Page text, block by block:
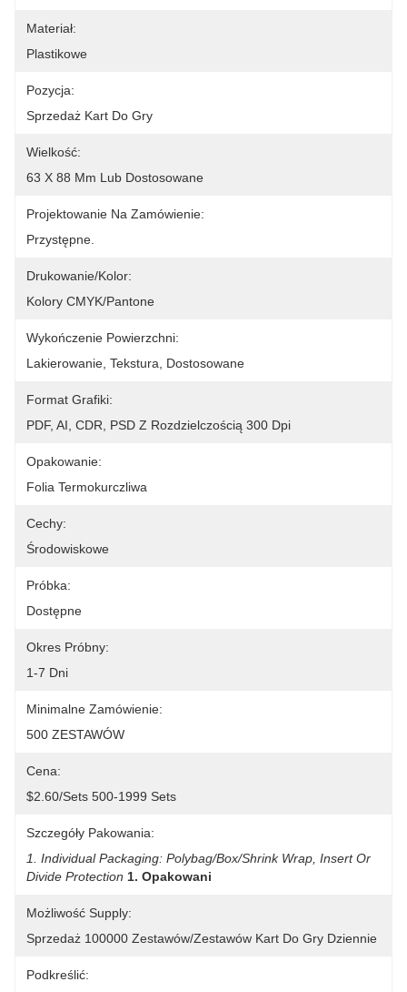
Materiał:
Plastikowe
Pozycja:
Sprzedaż Kart Do Gry
Wielkość:
63 X 88 Mm Lub Dostosowane
Projektowanie Na Zamówienie:
Przystępne.
Drukowanie/kolor:
Kolory CMYK/Pantone
Wykończenie Powierzchni:
Lakierowanie, Tekstura, Dostosowane
Format Grafiki:
PDF, AI, CDR, PSD Z Rozdzielczością 300 Dpi
Opakowanie:
Folia Termokurczliwa
Cechy:
Środowiskowe
Próbka:
Dostępne
Okres Próbny:
1-7 Dni
Minimalne Zamówienie:
500 ZESTAWÓW
Cena:
$2.60/sets 500-1999 Sets
Szczegóły Pakowania:
1. Individual Packaging: Polybag/Box/shrink Wrap, Insert Or
Divide Protection 1. Opakowani
Możliwość Supply:
Sprzedaż 100000 Zestawów/zestawów Kart Do Gry Dziennie
Podkreślić: